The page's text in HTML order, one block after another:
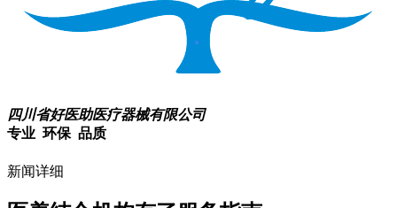
四川省好医助医疗器械有限公司
专业 环保 品质
新闻详细